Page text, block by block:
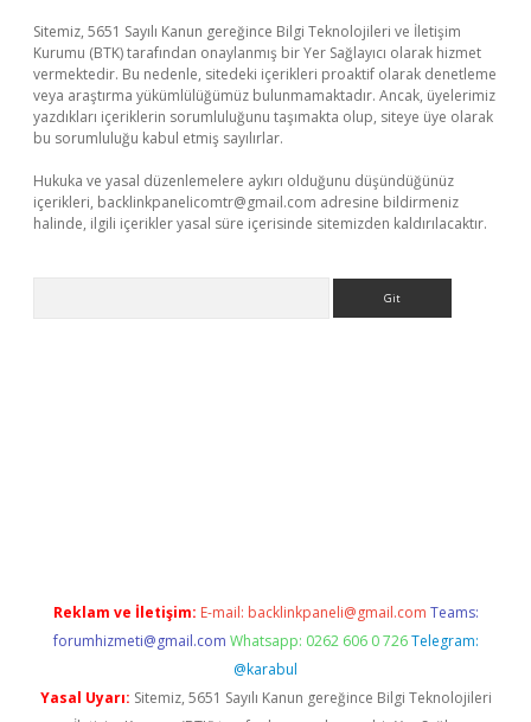
Sitemiz, 5651 Sayılı Kanun gereğince Bilgi Teknolojileri ve İletişim
Kurumu (BTK) tarafından onaylanmış bir Yer Sağlayıcı olarak hizmet
vermektedir. Bu nedenle, sitedeki içerikleri proaktif olarak denetleme
veya araştırma yükümlülüğümüz bulunmamaktadır. Ancak, üyelerimiz
yazdıkları içeriklerin sorumluluğunu taşımakta olup, siteye üye olarak
bu sorumluluğu kabul etmiş sayılırlar.
Hukuka ve yasal düzenlemelere aykırı olduğunu düşündüğünüz
içerikleri, backlinkpanelicomtr@gmail.com adresine bildirmeniz
halinde, ilgili içerikler yasal süre içerisinde sitemizden kaldırılacaktır.
Reklam ve İletişim: E-mail: backlinkpaneli@gmail.com Teams:
forumhizmeti@gmail.com Whatsapp: 0262 606 0 726 Telegram:
@karabul
Yasal Uyarı: Sitemiz, 5651 Sayılı Kanun gereğince Bilgi Teknolojileri